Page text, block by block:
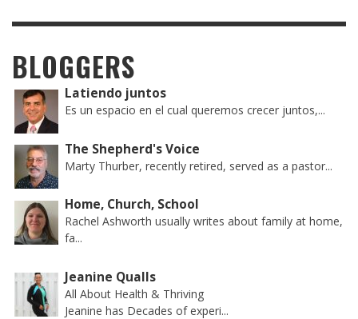
BLOGGERS
Latiendo juntos
Es un espacio en el cual queremos crecer juntos,...
The Shepherd's Voice
Marty Thurber, recently retired, served as a pastor...
Home, Church, School
Rachel Ashworth usually writes about family at home,
fa...
Jeanine Qualls
All About Health & Thriving
Jeanine has Decades of experi...